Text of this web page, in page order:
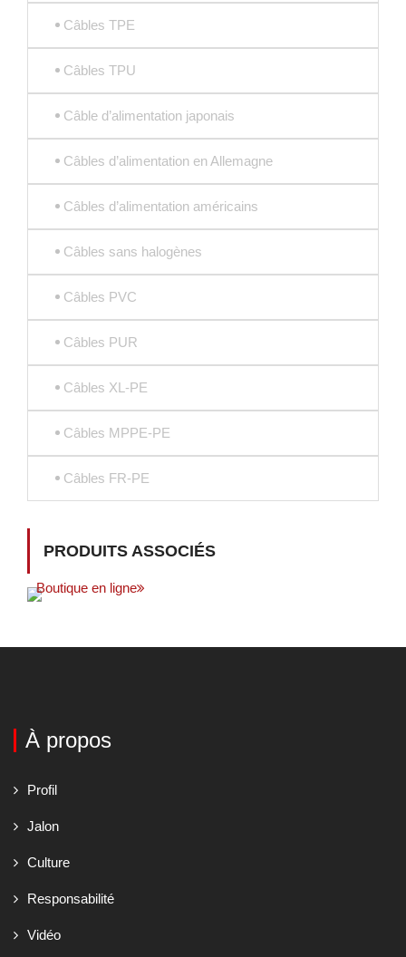
Câbles TPE
Câbles TPU
Câble d’alimentation japonais
Câbles d’alimentation en Allemagne
Câbles d’alimentation américains
Câbles sans halogènes
Câbles PVC
Câbles PUR
Câbles XL-PE
Câbles MPPE-PE
Câbles FR-PE
PRODUITS ASSOCIÉS
Boutique en ligne
À propos
Profil
Jalon
Culture
Responsabilité
Vidéo